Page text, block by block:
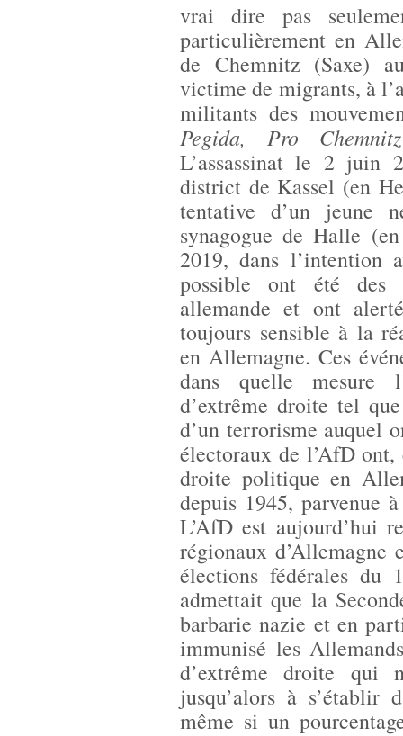
vrai dire pas
particulièrement en
de Chemnitz (Saxe)
victime de migrants, à
militants des
Pegida, Pro Chemnitz
L’assassinat le 2 juin
district de Kassel (en
tentative d’un jeune
synagogue de Halle
2019, dans l’intention
possible ont été des
allemande et ont
toujours sensible à la
en Allemagne. Ces
dans quelle mesure
d’extrême droite tel
d’un terrorisme auquel
électoraux de l’AfD ont,
droite politique en
depuis 1945, parvenue
L’AfD est aujourd’hui
régionaux
élections fédérales du
admettait que la
barbarie nazie et en
immunisé les
d’extrême droite qui
jusqu’alors à s’établir
même si un